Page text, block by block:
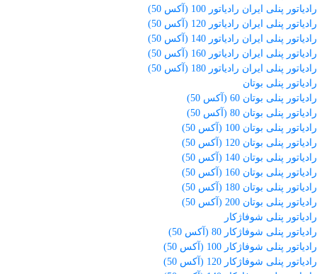
رادیاتور پنلی ایران رادیاتور 100 (آکس 50)
رادیاتور پنلی ایران رادیاتور 120 (آکس 50)
رادیاتور پنلی ایران رادیاتور 140 (آکس 50)
رادیاتور پنلی ایران رادیاتور 160 (آکس 50)
رادیاتور پنلی ایران رادیاتور 180 (آکس 50)
رادیاتور پنلی بوتان
رادیاتور پنلی بوتان 60 (آکس 50)
رادیاتور پنلی بوتان 80 (آکس 50)
رادیاتور پنلی بوتان 100 (آکس 50)
رادیاتور پنلی بوتان 120 (آکس 50)
رادیاتور پنلی بوتان 140 (آکس 50)
رادیاتور پنلی بوتان 160 (آکس 50)
رادیاتور پنلی بوتان 180 (آکس 50)
رادیاتور پنلی بوتان 200 (آکس 50)
رادیاتور پنلی شوفاژکار
رادیاتور پنلی شوفاژکار 80 (آکس 50)
رادیاتور پنلی شوفاژکار 100 (آکس 50)
رادیاتور پنلی شوفاژکار 120 (آکس 50)